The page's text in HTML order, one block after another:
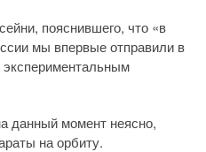
пояснившего, что «в
мы впервые отправили в
экспериментальным
данный момент неясно,
на орбиту.